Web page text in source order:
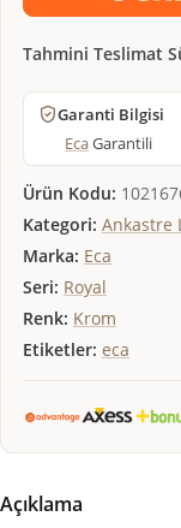
Tahmini Teslimat
Garanti Bilgisi
EcaGarantili
Ürün Kodu:
Kategori: Ankastre
Marka: Eca
Seri: Royal
Renk: Krom
Etiketler: eca
Açıklama